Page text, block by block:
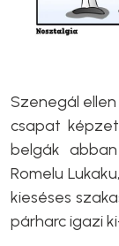
Szenegál
csapat
belgák
Romelu
kieséses
párharc igazi